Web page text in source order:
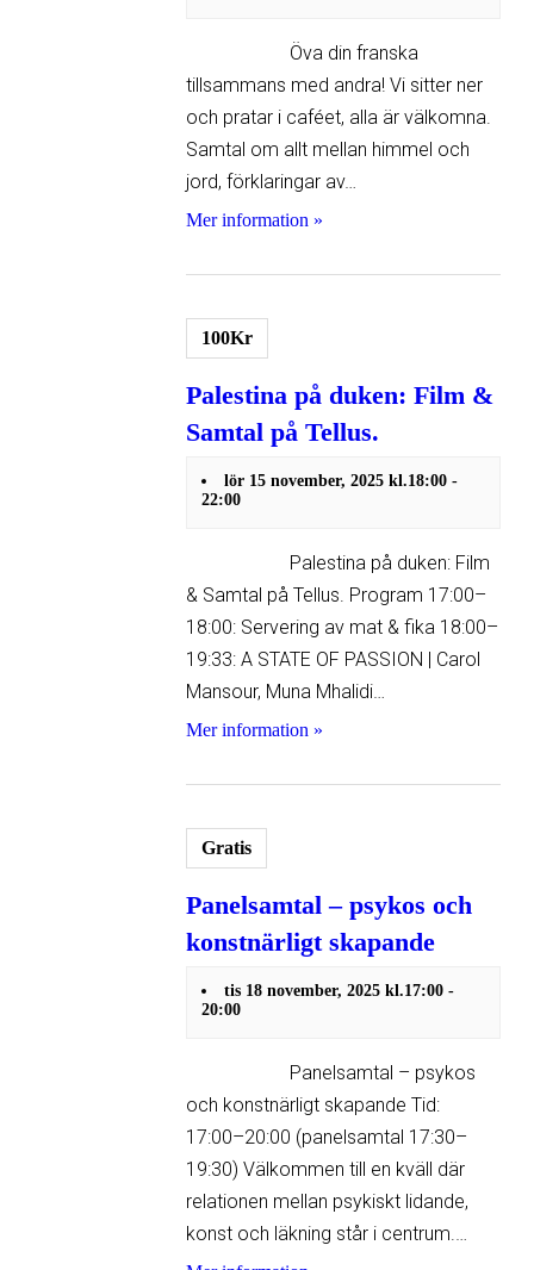
Öva din franska
tillsammans med andra! Vi sitter ner
och pratar i caféet, alla är välkomna.
Samtal om allt mellan himmel och
jord, förklaringar av…
Mer information »
100Kr
Palestina på duken: Film &
Samtal på Tellus.
lör 15 november, 2025 kl.18:00 -
22:00
Palestina på duken: Film
& Samtal på Tellus. Program 17:00–
18:00: Servering av mat & fika 18:00–
19:33: A STATE OF PASSION | Carol
Mansour, Muna Mhalidi…
Mer information »
Gratis
Panelsamtal – psykos och
konstnärligt skapande
tis 18 november, 2025 kl.17:00 -
20:00
Panelsamtal – psykos
och konstnärligt skapande Tid:
17:00–20:00 (panelsamtal 17:30–
19:30) Välkommen till en kväll där
relationen mellan psykiskt lidande,
konst och läkning står i centrum.…